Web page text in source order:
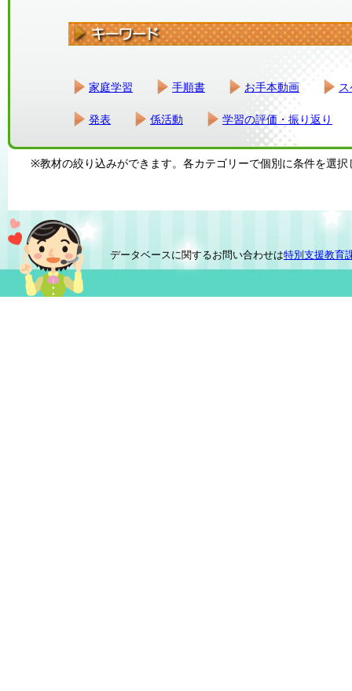
家庭学習 手順書 お手本動画
発表 係活動 学習の評価・振り返り
※教材の絞り込みができます。各カテゴリーで個別に条件を選択
データベースに関するお問い合わせは特別支援教育